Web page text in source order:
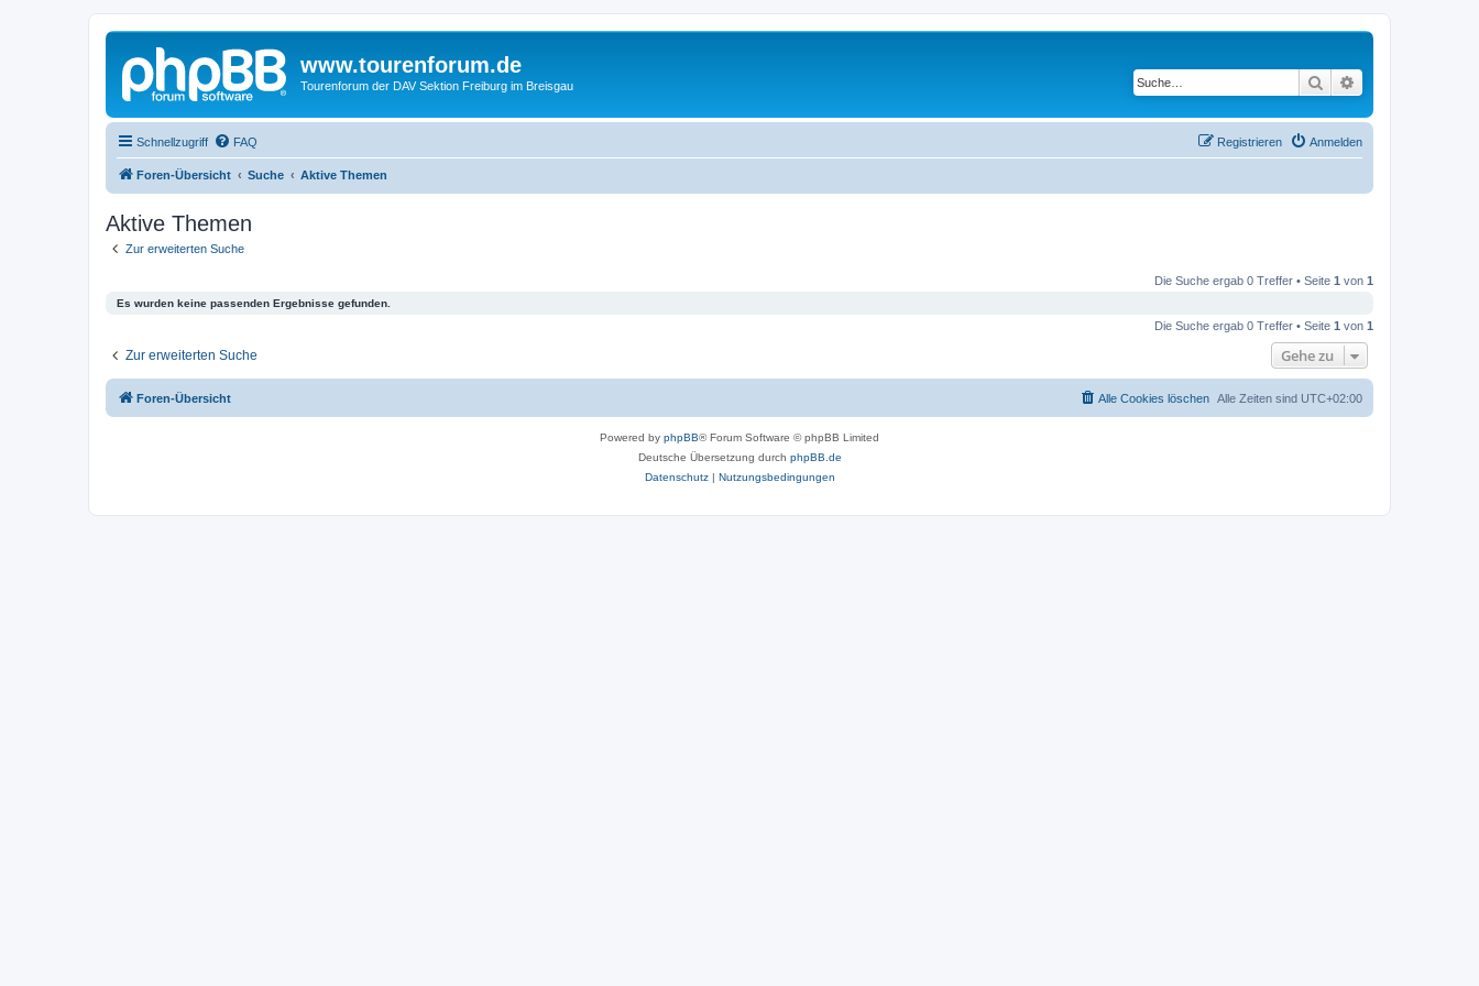
www.tourenforum.de
Tourenforum der DAV Sektion Freiburg im Breisgau Suche
Schnellzugriff FAQ Anmelden
Registrieren
Foren-Übersicht Suche Aktive Themen
Aktive Themen
Zur erweiterten Suche
Die Suche ergab 0 Treffer • Seite 1 von 1
Es wurden keine passenden Ergebnisse gefunden.
Die Suche ergab 0 Treffer • Seite 1 von 1
Zur erweiterten Suche Gehe zu
Foren-Übersicht Alle Zeiten sind UTC+02:00
Alle Cookies löschen
Powered by phpBB® Forum Software © phpBB Limited
Deutsche Übersetzung durch phpBB.de
Datenschutz| Nutzungsbedingungen